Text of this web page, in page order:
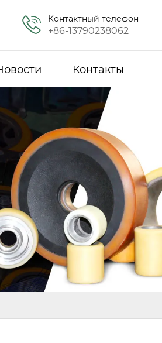
Контактный телефон
+86-13790238062
Контакты